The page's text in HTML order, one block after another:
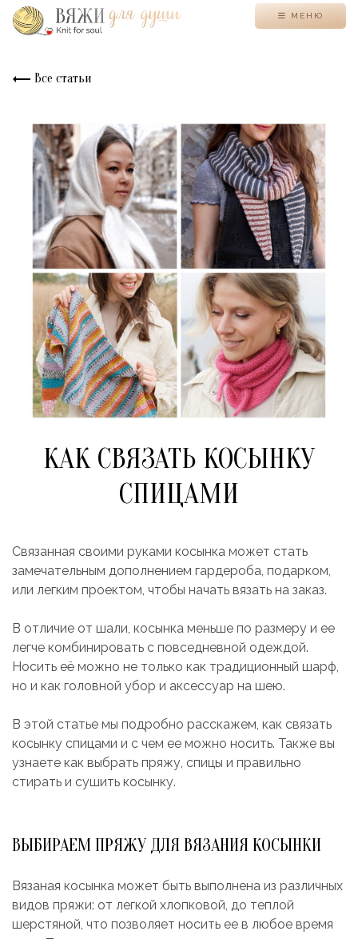
МЕНЮ
Все статьи
КАК СВЯЗАТЬ КОСЫНКУ
СПИЦАМИ
Связанная своими руками косынка может стать
замечательным дополнением гардероба, подарком,
или легким проектом, чтобы начать вязать на заказ.
В отличие от шали, косынка меньше по размеру и ее
легче комбинировать с повседневной одеждой.
Носить её можно не только как традиционный шарф,
но и как головной убор и аксессуар на шею.
В этой статье мы подробно расскажем, как связать
косынку спицами и с чем ее можно носить. Также вы
узнаете как выбрать пряжу, спицы и правильно
стирать и сушить косынку.
ВЫБИРАЕМ ПРЯЖУ ДЛЯ ВЯЗАНИЯ КОСЫНКИ
Вязаная косынка может быть выполнена из различных
видов пряжи: от легкой хлопковой, до теплой
шерстяной, что позволяет носить ее в любое время